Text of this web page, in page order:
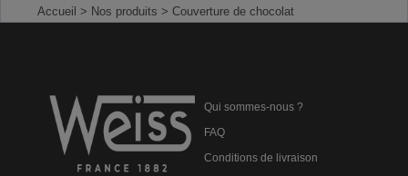
Accueil > Nos produits > Couverture de chocolat
Qui sommes-nous ?
FAQ
Conditions de livraison